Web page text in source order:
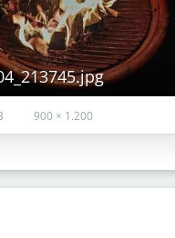
900 × 1.200